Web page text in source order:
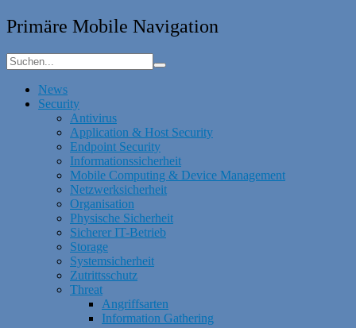
Primäre Mobile Navigation
News
Security
Antivirus
Application & Host Security
Endpoint Security
Informationssicherheit
Mobile Computing & Device Management
Netzwerksicherheit
Organisation
Physische Sicherheit
Sicherer IT-Betrieb
Storage
Systemsicherheit
Zutrittsschutz
Threat
Angriffsarten
Information Gathering